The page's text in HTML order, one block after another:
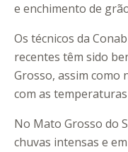
e enchimento de
Os técnicos da
recentes têm sido
Grosso, assim como
com as temperaturas
No Mato Grosso do
chuvas intensas e